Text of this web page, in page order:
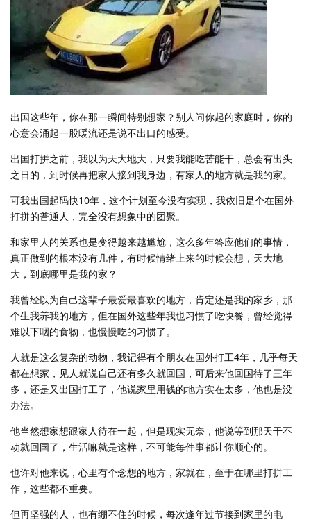
出国这些年，你在那一瞬间特别想家？别人问你起的家庭时，你的
心意会涌起一股暖流还是说不出口的感受。
出国打拼之前，我以为天大地大，只要我能吃苦能干，总会有出头
之日的，到时候再把家人接到我身边，有家人的地方就是我的家。
可我出国起码快10年，这个计划至今没有实现，我依旧是个在国外
打拼的普通人，完全没有想象中的团聚。
和家里人的关系也是变得越来越尴尬，这么多年答应他们的事情，
真正做到的根本没有几件，有时候情绪上来的时候会想，天大地
大，到底哪里是我的家？
我曾经以为自己这辈子最爱最喜欢的地方，肯定还是我的家乡，那
个生我养我的地方，但在国外这些年我也习惯了吃快餐，曾经觉得
难以下咽的食物，也慢慢吃的习惯了。
人就是这么复杂的动物，我记得有个朋友在国外打工4年，几乎每天
都在想家，见人就说自己还有多久就回国，可后来他回国待了三年
多，还是又出国打工了，他说家里用钱的地方实在太多，他也是没
办法。
他当然想家想跟家人待在一起，但是现实无奈，他说等到那天干不
动就回国了，生活嘛就是这样，不可能每件事都让你顺心的。
也许对他来说，心里有个念想的地方，家就在，至于在哪里打拼工
作，这些都不重要。
但再坚强的人，也有绷不住的时候，每次逢年过节接到家里的电